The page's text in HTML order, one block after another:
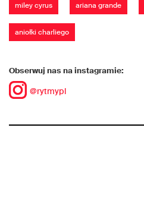
miley cyrus ariana grande
aniołki charliego
Obserwuj nas na instagramie:
@rytmypl